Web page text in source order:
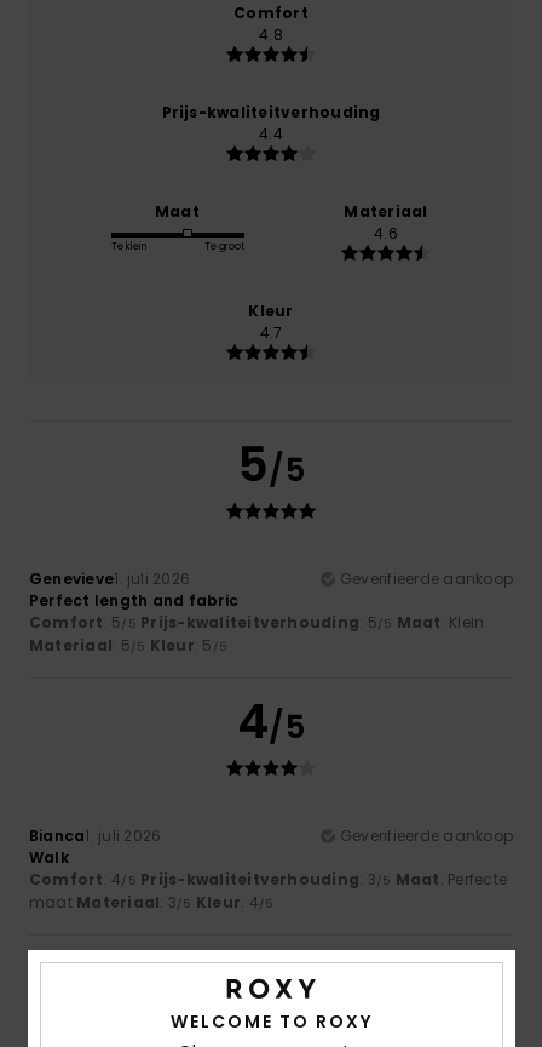
Comfort
4.8
Prijs-kwaliteitverhouding
4.4
Maat
Te klein Te groot
Materiaal
4.6
Kleur
4.7
5/5
Genevieve1. juli 2026
Geverifieerde aankoop
Perfect length and fabric
Comfort: 5/5 Prijs-kwaliteitverhouding: 5/5 Maat: Klein
Materiaal: 5/5 Kleur: 5 /5
4/5
Bianca1. juli 2026
Geverifieerde aankoop
Walk
Comfort: 4/5 Prijs-kwaliteitverhouding: 3/5 Maat: Perfecte
maat Materiaal: 3/5 Kleur: 4/5
5/5
WELCOME TO ROXY